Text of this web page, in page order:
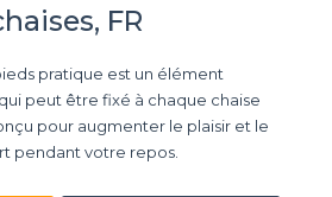
FR
pratique est un élément
peut être fixé à chaque chaise
pour augmenter le plaisir et le
pendant votre repos.